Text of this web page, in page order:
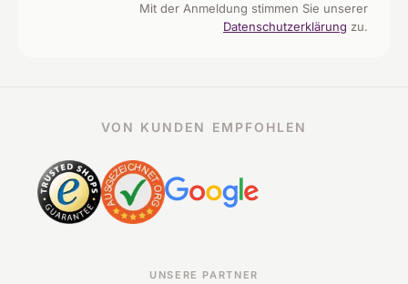
Mit der Anmeldung stimmen Sie unserer
Datenschutzerklärung zu.
VON KUNDEN EMPFOHLEN
UNSERE PARTNER